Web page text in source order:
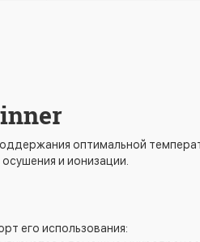
оптимальной
и ионизации.
его использования: